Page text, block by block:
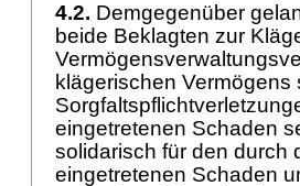
4.2. Demgegenüber
beide Beklagten zur
klägerischen
eingetretenen Schaden
solidarisch für den durch
eingetretenen Schaden